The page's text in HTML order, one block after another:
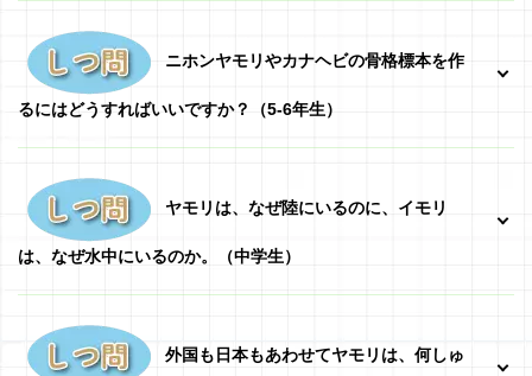
ニホンヤモリやカナヘビの骨格標本を作
るにはどうすればいいですか？（5-6年生）
ヤモリは、なぜ陸にいるのに、イモリ
は、なぜ水中にいるのか。 （中学生）
外国も日本もあわせてヤモリは、何しゅ